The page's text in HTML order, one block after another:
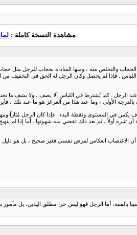
مشاهدة النسخة كاملة :
والتخلص منه ، ومنها المناداة بحجاب للرجل مثل حجاب
. فإذا لم يحصل وكان الرجل له الحق في التخفيف من
الرجل . كما يُشترط في اللباس ألا يصف ، ولا يشف ما تحته
الأولى ، وما عند هذا من الغرائز هو ما عند تلك ،
يكمن في المستوى ونقطة البدء . فإذا كان الرجل
أولاً ، ثم بعد ذلك تقضي منه شهوتها . أما إذا لم
أن الاغتصاب انعكاس لمرض نفسي فغير صحيح ، بل هو
أما الرجل فهو ليس حرا مطلق اليدين، بل مأمور